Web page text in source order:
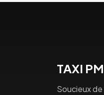
TAXI
Soucieux